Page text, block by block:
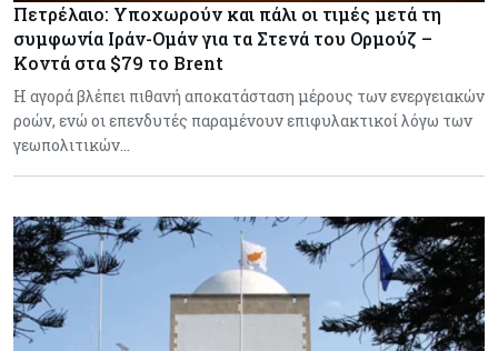
Πετρέλαιο: Υποχωρούν και πάλι οι τιμές μετά τη
συμφωνία Ιράν-Ομάν για τα Στενά του Ορμούζ –
Κοντά στα $79 το Brent
Η αγορά βλέπει πιθανή αποκατάσταση μέρους των ενεργειακών
ροών, ενώ οι επενδυτές παραμένουν επιφυλακτικοί λόγω των
γεωπολιτικών…